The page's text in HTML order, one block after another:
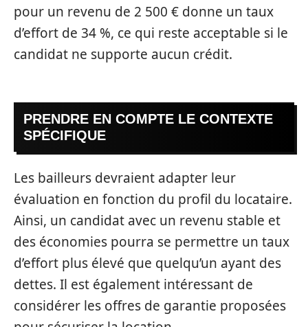
pour un revenu de 2 500 € donne un taux
d’effort de 34 %, ce qui reste acceptable si le
candidat ne supporte aucun crédit.
PRENDRE EN COMPTE LE CONTEXTE
SPÉCIFIQUE
Les bailleurs devraient adapter leur
évaluation en fonction du profil du locataire.
Ainsi, un candidat avec un revenu stable et
des économies pourra se permettre un taux
d’effort plus élevé que quelqu’un ayant des
dettes. Il est également intéressant de
considérer les offres de garantie proposées